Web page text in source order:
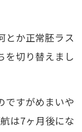
とか正常胚ラス
を切り替えまし
ですがめまいや
は7ヶ月後にな